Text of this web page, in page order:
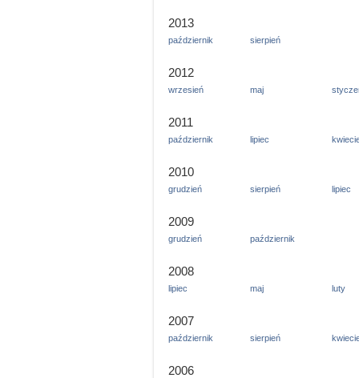
2013
październik sierpień
2012
wrzesień maj
2011
październik lipiec
2010
grudzień sierpień lipiec
2009
grudzień październik
2008
lipiec maj luty
2007
październik sierpień
2006